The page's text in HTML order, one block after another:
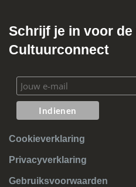
Schrijf je in voor
Cultuurconnect
Cookieverklaring
Privacyverklaring
Gebruiksvoorwaarden